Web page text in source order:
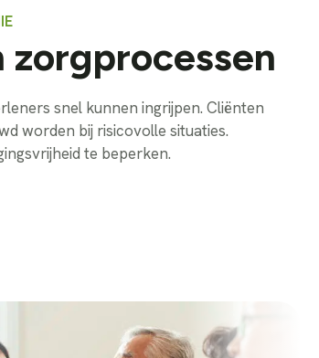
snel kunnen ingrijpen. Cliënten
worden bij risicovolle situaties.
te beperken.